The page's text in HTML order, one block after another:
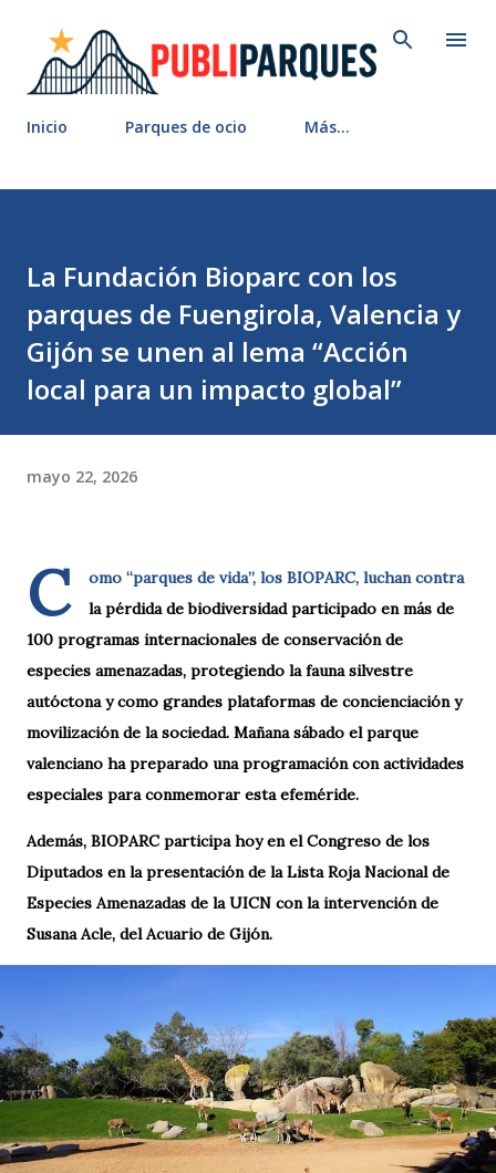
Inicio Parques de ocio Más…
La Fundación Bioparc con los
parques de Fuengirola, Valencia y
Gijón se unen al lema “Acción
local para un impacto global”
mayo 22, 2026
C
omo “parques de vida”, los BIOPARC, luchan contra
la pérdida de biodiversidad participado en más de
100 programas internacionales de conservación de
especies amenazadas, protegiendo la fauna silvestre
autóctona y como grandes plataformas de concienciación y
movilización de la sociedad. Mañana sábado el parque
valenciano ha preparado una programación con actividades
especiales para conmemorar esta efeméride.
Además, BIOPARC participa hoy en el Congreso de los
Diputados en la presentación de la Lista Roja Nacional de
Especies Amenazadas de la UICN con la intervención de
Susana Acle, del Acuario de Gijón.